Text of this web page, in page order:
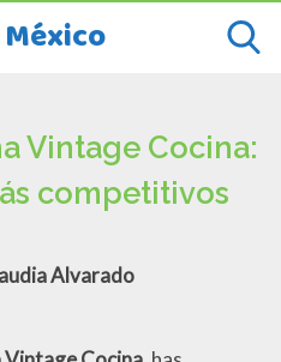
Vintage Cocina:
competitivos
Alvarado